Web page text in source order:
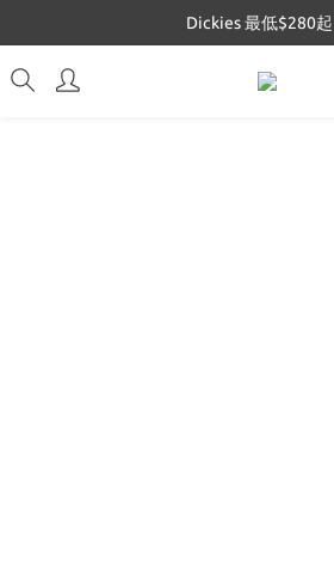
Dickies 最低$280起
Dickies 最低$280起